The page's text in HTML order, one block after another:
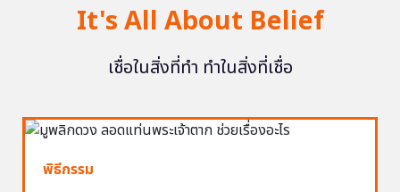
It's All About Belief
เชื่อในสิ่งที่ทำ ทำในสิ่งที่เชื่อ
พิธีกรรม